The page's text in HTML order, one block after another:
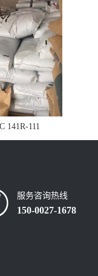
141R-111
服务咨询热线
150-0027-1678